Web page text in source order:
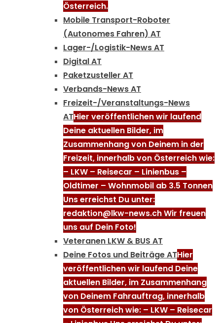
Österreich.
Mobile Transport-Roboter
(Autonomes Fahren) AT
Lager-/Logistik-News AT
Digital AT
Paketzusteller AT
Verbands-News AT
Freizeit-/Veranstaltungs-News
ATHier veröffentlichen wir laufend
Deine aktuellen Bilder, im
Zusammenhang von Deinem in der
Freizeit, innerhalb von Österreich wie:
– LKW – Reisecar – Linienbus –
Oldtimer – Wohnmobil ab 3.5 Tonnen
Uns erreichst Du unter:
redaktion@lkw-news.ch Wir freuen
uns auf Dein Foto!
Veteranen LKW & BUS AT
Deine Fotos und Beiträge ATHier
veröffentlichen wir laufend Deine
aktuellen Bilder, im Zusammenhang
von Deinem Fahrauftrag, innerhalb
von Österreich wie: – LKW – Reisecar